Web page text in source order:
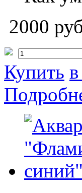
2000
Купить